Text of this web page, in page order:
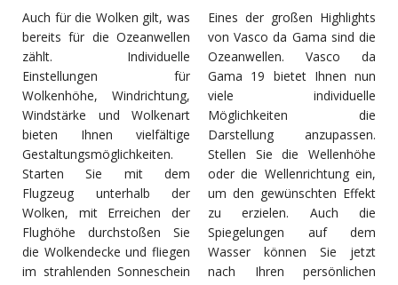
Auch für die Wolken gilt, was
bereits für die Ozeanwellen
zählt. Individuelle
Einstellungen für
Wolkenhöhe, Windrichtung,
Windstärke und Wolkenart
bieten Ihnen vielfältige
Gestaltungsmöglichkeiten.
Starten Sie mit dem
Flugzeug unterhalb der
Wolken, mit Erreichen der
Flughöhe durchstoßen Sie
die Wolkendecke und fliegen
im strahlenden Sonneschein
Eines der großen Highlights
von Vasco da Gama sind die
Ozeanwellen. Vasco da
Gama 19 bietet Ihnen nun
viele individuelle
Möglichkeiten die
Darstellung anzupassen.
Stellen Sie die Wellenhöhe
oder die Wellenrichtung ein,
um den gewünschten Effekt
zu erzielen. Auch die
Spiegelungen auf dem
Wasser können Sie jetzt
nach Ihren persönlichen